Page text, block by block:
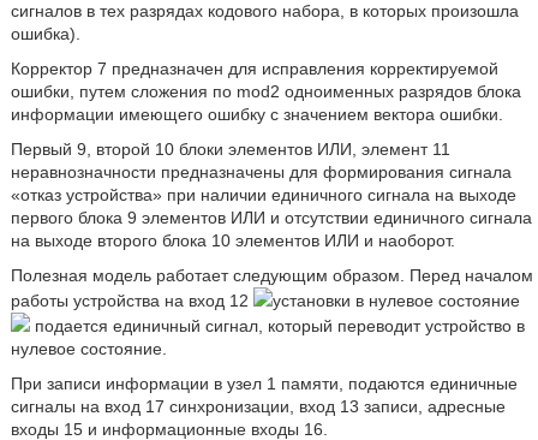
сигналов в тех разрядах кодового набора, в которых произошла
ошибка).
Корректор 7 предназначен для исправления корректируемой
ошибки, путем сложения по mod2 одноименных разрядов блока
информации имеющего ошибку с значением вектора ошибки.
Первый 9, второй 10 блоки элементов ИЛИ, элемент 11
неравнозначности предназначены для формирования сигнала
«отказ устройства» при наличии единичного сигнала на выходе
первого блока 9 элементов ИЛИ и отсутствии единичного сигнала
на выходе второго блока 10 элементов ИЛИ и наоборот.
Полезная модель работает следующим образом. Перед началом
работы устройства на вход 12
установки в нулевое состояние
подается единичный сигнал, который переводит устройство в
нулевое состояние.
При записи информации в узел 1 памяти, подаются единичные
сигналы на вход 17 синхронизации, вход 13 записи, адресные
входы 15 и информационные входы 16.